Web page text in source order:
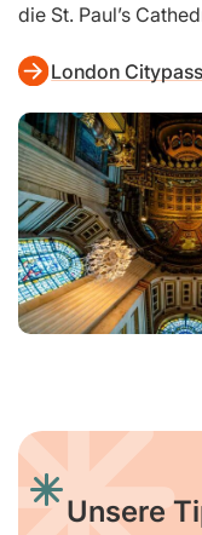
die St. Paul’s
London
Unsere